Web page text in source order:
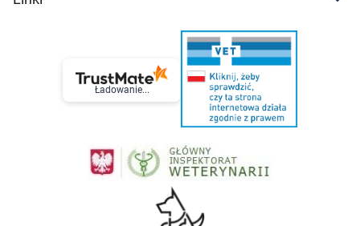
Ładowanie...